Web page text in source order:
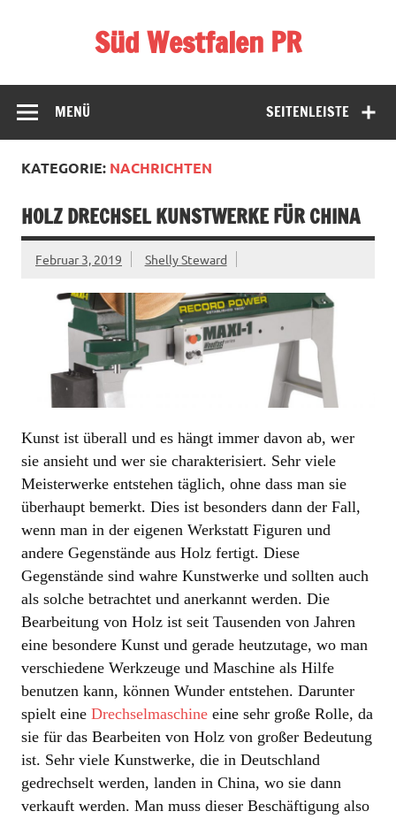
Süd Westfalen PR
SEITENLEISTE
MENÜ
KATEGORIE: NACHRICHTEN
HOLZ DRECHSEL KUNSTWERKE FÜR CHINA
Februar 3, 2019 Shelly Steward
Kunst ist überall und es hängt immer davon ab, wer
sie ansieht und wer sie charakterisiert. Sehr viele
Meisterwerke entstehen täglich, ohne dass man sie
überhaupt bemerkt. Dies ist besonders dann der Fall,
wenn man in der eigenen Werkstatt Figuren und
andere Gegenstände aus Holz fertigt. Diese
Gegenstände sind wahre Kunstwerke und sollten auch
als solche betrachtet und anerkannt werden. Die
Bearbeitung von Holz ist seit Tausenden von Jahren
eine besondere Kunst und gerade heutzutage, wo man
verschiedene Werkzeuge und Maschine als Hilfe
benutzen kann, können Wunder entstehen. Darunter
spielt eine Drechselmaschine eine sehr große Rolle, da
sie für das Bearbeiten von Holz von großer Bedeutung
ist. Sehr viele Kunstwerke, die in Deutschland
gedrechselt werden, landen in China, wo sie dann
verkauft werden. Man muss dieser Beschäftigung also